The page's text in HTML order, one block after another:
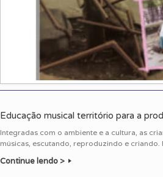
Educação musical território para a
Integradas com o ambiente e a cultura, as
músicas, escutando, reproduzindo e criando.
Continue lendo >